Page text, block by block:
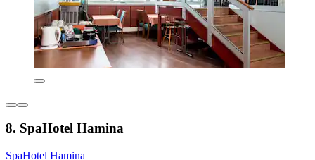
8. SpaHotel Hamina
SpaHotel Hamina